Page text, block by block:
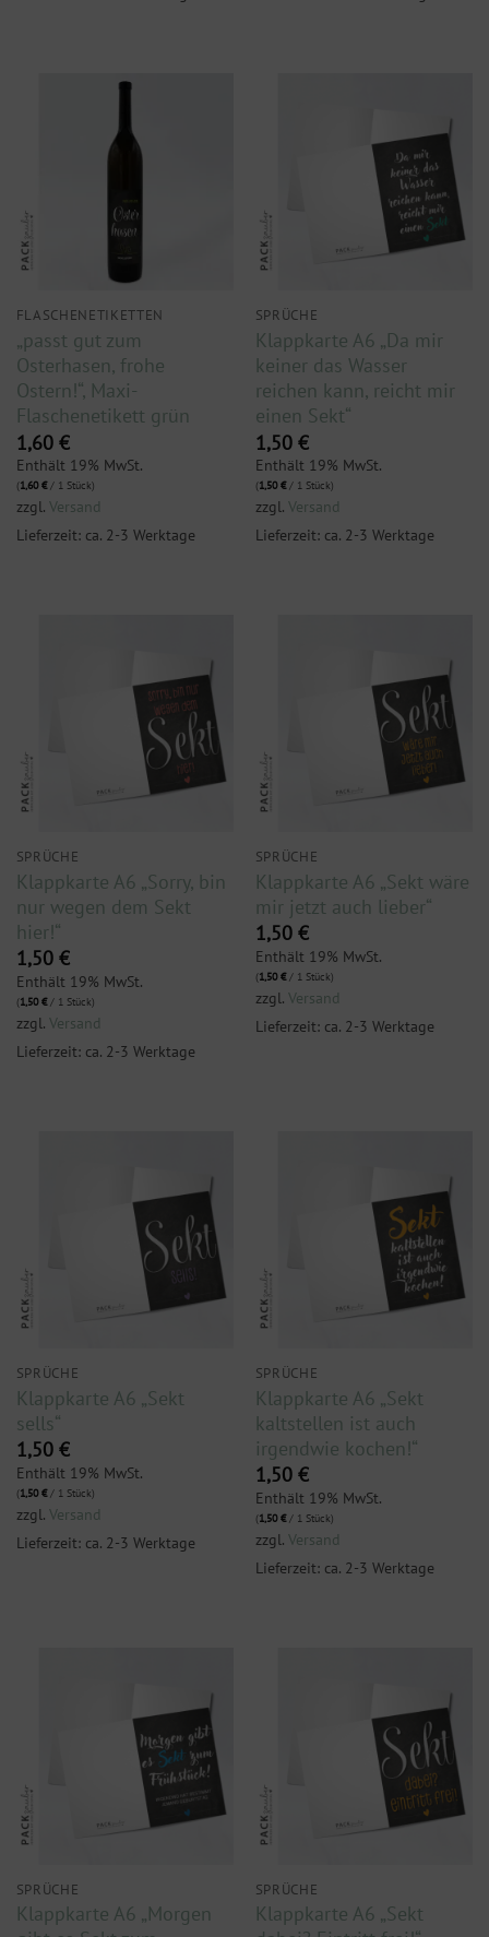
FLASCHENETIKETTEN
„passt gut zum
Osterhasen, frohe
Ostern!“, Maxi-
Flaschenetikett grün
1,60 €
Enthält 19% MwSt.
(1,60€/ 1 Stück)
zzgl. Versand
Lieferzeit: ca. 2-3 Werktage
SPRÜCHE
Klappkarte A6 „Da mir
keiner das Wasser
reichen kann, reicht mir
einen Sekt“
1,50 €
Enthält 19% MwSt.
(1,50€/ 1 Stück)
zzgl. Versand
Lieferzeit: ca. 2-3 Werktage
SPRÜCHE
Klappkarte A6 „Sorry, bin
nur wegen dem Sekt
hier!“
1,50 €
Enthält 19% MwSt.
(1,50€/ 1 Stück)
zzgl. Versand
Lieferzeit: ca. 2-3 Werktage
SPRÜCHE
Klappkarte A6 „Sekt wäre
mir jetzt auch lieber“
1,50 €
Enthält 19% MwSt.
(1,50€/ 1 Stück)
zzgl. Versand
Lieferzeit: ca. 2-3 Werktage
SPRÜCHE
Klappkarte A6 „Sekt
sells“
1,50 €
Enthält 19% MwSt.
(1,50€/ 1 Stück)
zzgl. Versand
Lieferzeit: ca. 2-3 Werktage
SPRÜCHE
Klappkarte A6 „Sekt
kaltstellen ist auch
irgendwie kochen!“
1,50 €
Enthält 19% MwSt.
(1,50€/ 1 Stück)
zzgl. Versand
Lieferzeit: ca. 2-3 Werktage
SPRÜCHE
Klappkarte A6 „Morgen
SPRÜCHE
Klappkarte A6 „Sekt